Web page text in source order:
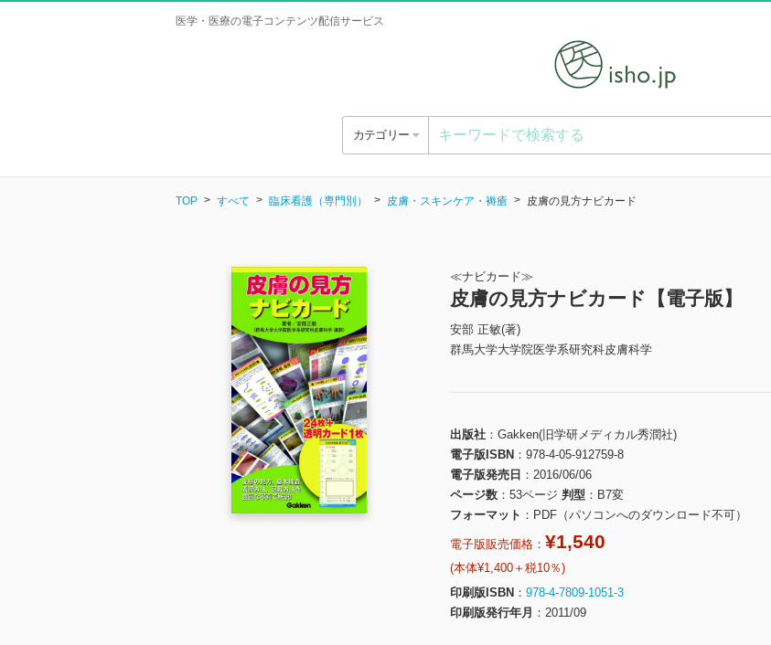
医学・医療の電子コンテンツ配信サービス
カテゴリー
TOP すべて 臨床看護（専門別） 皮膚・スキンケア・褥瘡 皮膚の見方ナビカード
≪ナビカード≫
皮膚の見方ナビカード【電子版】
安部 正敏(著)
群馬大学大学院医学系研究科皮膚科学
出版社
Gakken(旧学研メディカル秀潤社)
電子版ISBN
978-4-05-912759-8
電子版発売日
2016/06/06
ページ数
53ページ 判型
B7変
フォーマット
PDF（パソコンへのダウンロード不可）
電子版販売価格： ¥1,540
(本体¥1,400＋税10％)
印刷版ISBN
978-4-7809-1051-3
印刷版発行年月
2011/09